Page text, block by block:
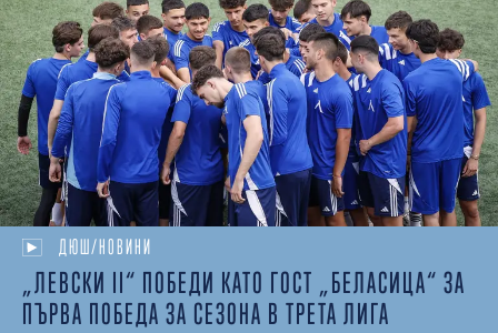
ДЮШ/НОВИНИ
„ЛЕВСКИ II“ ПОБЕДИ КАТО ГОСТ „БЕЛАСИЦА“ ЗА
ПЪРВА ПОБЕДА ЗА СЕЗОНА В ТРЕТА ЛИГА